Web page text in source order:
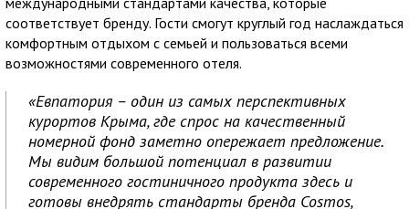
соответствует бренду. Гости смогут круглый год наслаждаться
комфортным отдыхом с семьей и пользоваться всеми
возможностями современного отеля.
«Евпатория – один из самых перспективных
курортов Крыма, где спрос на качественный
номерной фонд заметно опережает предложение.
Мы видим большой потенциал в развитии
современного гостиничного продукта здесь и
готовы внедрять стандарты бренда Cosmos,